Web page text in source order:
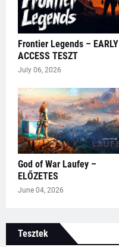
Frontier Legends – EARLY
ACCESS TESZT
July 06, 2026
God of War Laufey –
ELŐZETES
June 04, 2026
Tesztek